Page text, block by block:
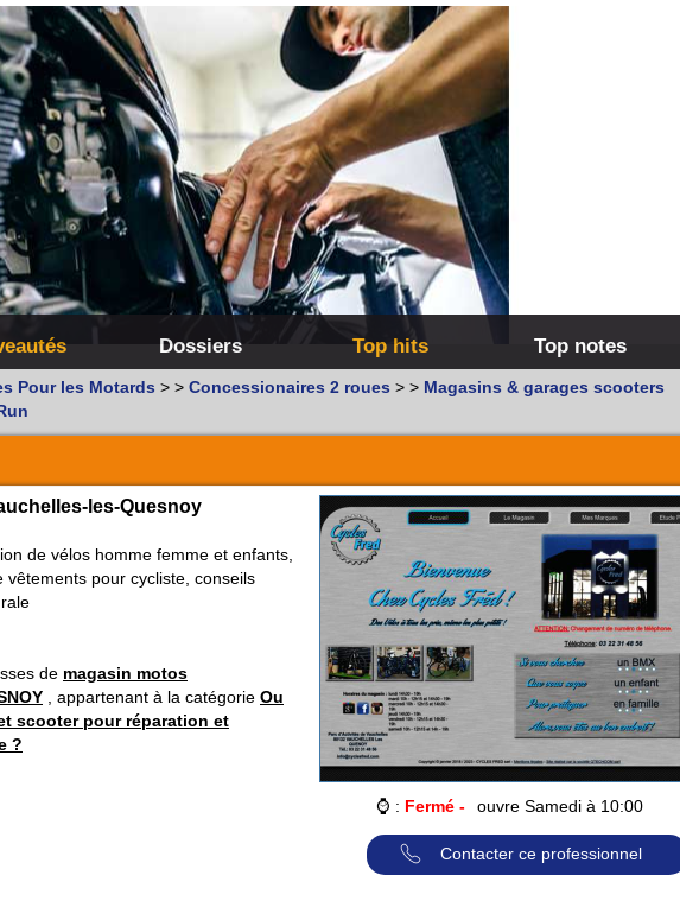
Dossiers Top hits Top notes
Pour les Motards > > Concessionaires 2 roues > > Magasins & garages scooters
⌚ : Fermé - ouvre Samedi à 10:00
Contacter ce professionnel
les-Quesnoy
de vélos homme femme et enfants,
vêtements pour cycliste, conseils
de magasin motos
, appartenant à la catégorie Ou
scooter pour réparation et
?